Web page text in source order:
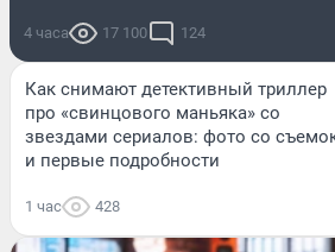
4 часа 17 100 124
Как снимают детективный триллер
про «свинцового маньяка» со
звездами сериалов: фото со
и первые подробности
1 час 428